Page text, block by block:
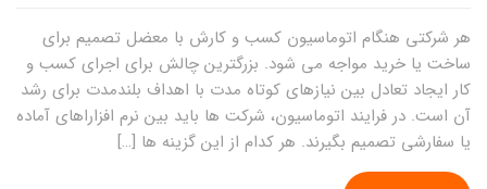
هر شرکتی هنگام اتوماسیون کسب و کارش با معضل تصمیم برای
ساخت یا خرید مواجه می شود. بزرگترین چالش برای اجرای کسب و
کار ایجاد تعادل بین نیازهای کوتاه مدت با اهداف بلندمدت برای رشد
آن است. در فرایند اتوماسیون، شرکت ها باید بین نرم افزاراهای آماده
یا سفارشی تصمیم بگیرند. هر کدام از این گزینه ها […]